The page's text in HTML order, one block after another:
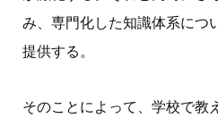
み、専門化した知識体系につ
提供する。
そのことによって、学校で教